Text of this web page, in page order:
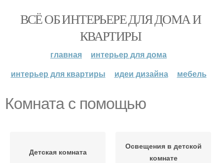
ВСЁ ОБ ИНТЕРЬЕРЕ ДЛЯ ДОМА И
КВАРТИРЫ
главная
интерьер для дома
интерьер для квартиры
идеи дизайна мебель
Комната с помощью
Детская комната
Освещения в детской
комнате